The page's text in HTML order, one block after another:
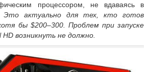
процессором, не вдаваясь в
Это актуально для тех, кто готов
бы $200–300. Проблем при запуске
возникнуть не должно.